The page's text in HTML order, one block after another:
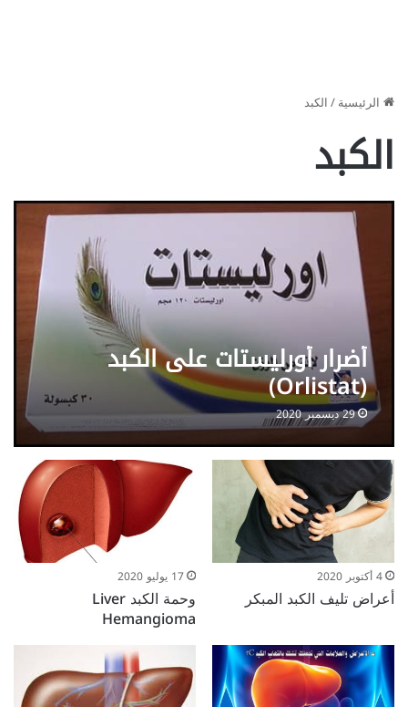
الرئيسية/الكبد
الكبد
أضرار أورليستات على الكبد
(Orlistat)
29 ديسمبر 2020
4 أكتوبر 2020
أعراض تليف الكبد المبكر
17 يوليو 2020
وحمة الكبد Liver
Hemangioma